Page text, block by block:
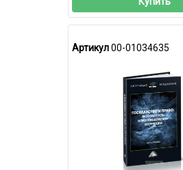
Артикул00-01034635